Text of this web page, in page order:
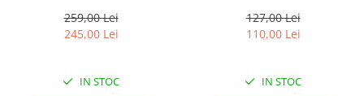
BMW Motorrad
259,00 Lei
245,00 Lei
IN STOC
127,00 Lei
110,00 Lei
IN STOC